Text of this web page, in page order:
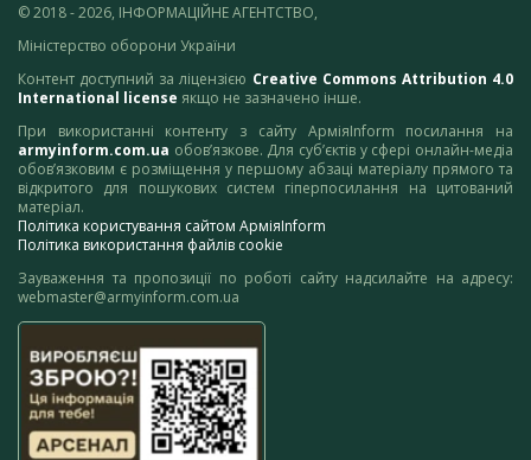
© 2018 - 2026, ІНФОРМАЦІЙНЕ АГЕНТСТВО,
Міністерство оборони України
Контент доступний за ліцензією Creative Commons Attribution 4.0
International license якщо не зазначено інше.
При використанні контенту з сайту АрміяInform посилання на
armyinform.com.ua обов’язкове. Для суб’єктів у сфері онлайн-медіа
обов’язковим є розміщення у першому абзаці матеріалу прямого та
відкритого для пошукових систем гіперпосилання на цитований
матеріал.
Політика користування сайтом АрміяInform
Політика використання файлів cookie
Зауваження та пропозиції по роботі сайту надсилайте на адресу:
webmaster@armyinform.com.ua